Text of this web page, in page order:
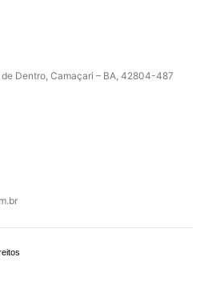
Dentro, Camaçari – BA, 42804-487